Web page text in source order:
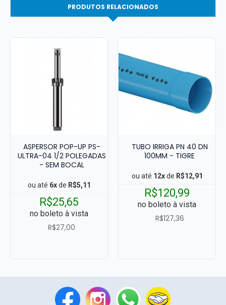
PRODUTOS RELACIONADOS
ASPERSOR POP-UP PS-
ULTRA-04 1/2 POLEGADAS
- SEM BOCAL
ou até 6xde R$5,11
R$25,65
no boleto à vista
R$27,00
TUBO IRRIGA PN 40 DN
100MM - TIGRE
ou até 12xde R$12,91
R$120,99
no boleto à vista
R$127,36